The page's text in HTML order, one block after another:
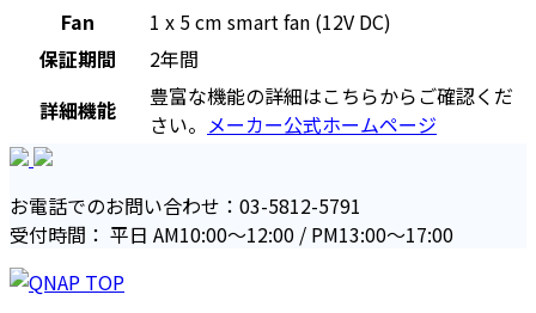
Fan
1 x 5 cm smart fan (12V DC)
保証期間
2年間
詳細機能
豊富な機能の詳細はこちらからご確認くだ
さい。 メーカー公式ホームページ
お電話でのお問い合わせ：03-5812-5791
受付時間： 平日 AM10:00〜12:00 / PM13:00〜17:00